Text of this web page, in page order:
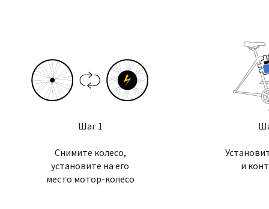
Шаг 1
Снимите колесо,
установите на его
место мотор-колесо
и